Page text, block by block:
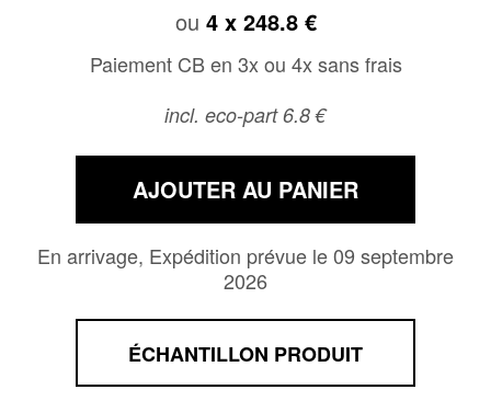
ou 4 x 248.8 €
Paiement CB en 3x ou 4x sans frais
incl. eco-part 6.8 €
AJOUTER AU PANIER
En arrivage, Expédition prévue le 09 septembre
2026
ÉCHANTILLON PRODUIT